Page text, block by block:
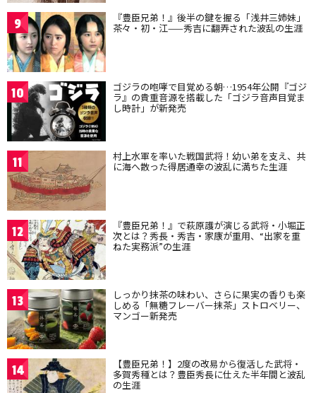
9 『豊臣兄弟！』後半の鍵を握る「浅井三姉妹」
茶々・初・江——秀吉に翻弄された波乱の生涯
10 ゴジラの咆哮で目覚める朝…1954年公開『ゴジ
ラ』の貴重音源を搭載した「ゴジラ音声目覚ま
し時計」が新発売
11 村上水軍を率いた戦国武将！幼い弟を支え、共
に海へ散った得居通幸の波乱に満ちた生涯
12 『豊臣兄弟！』で萩原護が演じる武将・小堀正
次とは？秀長・秀吉・家康が重用、“出家を重
ねた実務派”の生涯
13 しっかり抹茶の味わい、さらに果実の香りも楽
しめる「無糖フレーバー抹茶」ストロベリー、
マンゴー新発売
14 【豊臣兄弟！】2度の改易から復活した武将・
多賀秀種とは？豊臣秀長に仕えた半年間と波乱
の生涯